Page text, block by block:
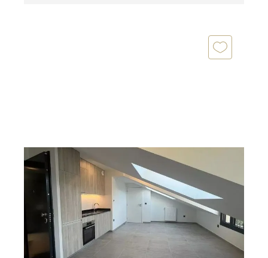
PONTAULT COMBAULT 77
30 m
2 , 1 pièce
Ref : 283
Appartement Studio à louer
860 €
par mois charges comprises